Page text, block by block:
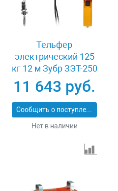
Тельфер
электрический 125
кг 12 м Зубр ЗЭТ-250
11 643 руб.
Сообщить о поступлении
Нет в наличии